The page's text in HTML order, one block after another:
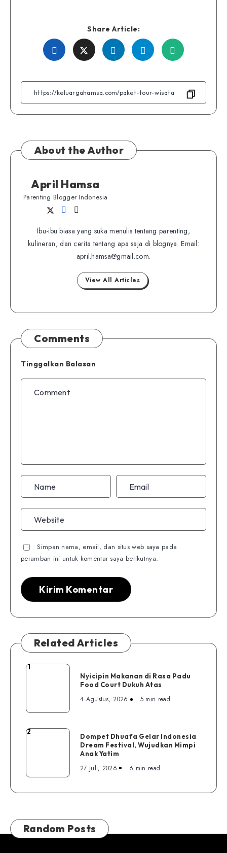
Share Article:
Share
Facebook
Share
Twitter
Share
Linkedin
Share
Telegram
Share
WhatsApp
About the Author
April Hamsa
Parenting Blogger Indonesia
Follow
on
Follow
Facebook
Ibu-ibu biasa yang suka menulis tentang parenting,
kulineran, dan cerita tentang apa saja di blognya. Email:
april.hamsa@gmail.com.
View All Articles
Comments
Tinggalkan Balasan
Simpan nama, email, dan situs web saya pada
peramban ini untuk komentar saya berikutnya.
Related Articles
Nyicipin
Food
1
Nyicipin Makanan di Rasa Padu
Food Court Dukuh Atas
4 Agustus, 2026 5 min read
Dompet
Festival,
Anak
Yatim
2
Dompet Dhuafa Gelar Indonesia
Dream Festival, Wujudkan Mimpi
Anak Yatim
27 Juli, 2026 6 min read
Random Posts